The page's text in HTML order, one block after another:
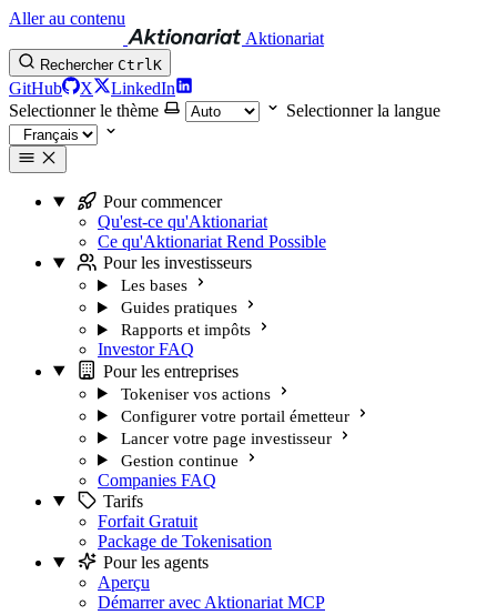
Aller au contenu
Aktionariat
Rechercher CtrlK
GitHub X
LinkedIn
Selectionner le thème
Selectionner la langue
Pour commencer
Qu'est-ce qu'Aktionariat
Ce qu'Aktionariat Rend Possible
Pour les investisseurs
Les bases
Guides pratiques
Rapports et impôts
Investor FAQ
Pour les entreprises
Tokeniser vos actions
Configurer votre portail émetteur
Lancer votre page investisseur
Gestion continue
Companies FAQ
Tarifs
Forfait Gratuit
Package de Tokenisation
Pour les agents
Aperçu
Démarrer avec Aktionariat MCP